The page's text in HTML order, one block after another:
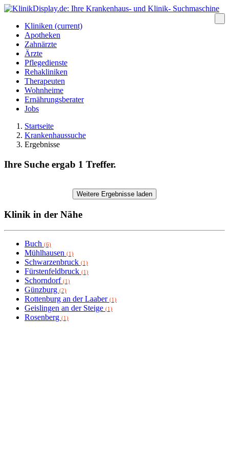
Kliniken (current)
Apotheken
Zahnärzte
Ärzte
Pflegedienste
Rehakliniken
Therapeuten
Wohnheime
Ernährungsberater
Jobs
Startseite
Krankenhaussuche
Ergebnisse
Ihre Suche ergab 1 Treffer.
Weitere Ergebnisse laden
Klinik in der Nähe
Buch (6)
Mühlhausen (1)
Schwarzenbruck (1)
Fürstenfeldbruck (1)
Schorndorf (1)
Günzburg (2)
Rottenburg an der Laaber (1)
Geislingen an der Steige (1)
Rosenberg (1)